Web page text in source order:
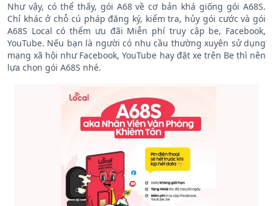
Như vậy, có thể thấy, gói A68 về cơ bản khá giống gói A68S.
Chỉ khác ở chỗ cú pháp đăng ký, kiểm tra, hủy gói cước và gói
A68S Local có thểm ưu đãi Miễn phí truy cập be, Facebook,
YouTube. Nếu bạn là người có nhu cầu thường xuyên sử dụng
mạng xã hội như Facebook, YouTube hay đặt xe trên Be thì nên
lựa chọn gói A68S nhé.